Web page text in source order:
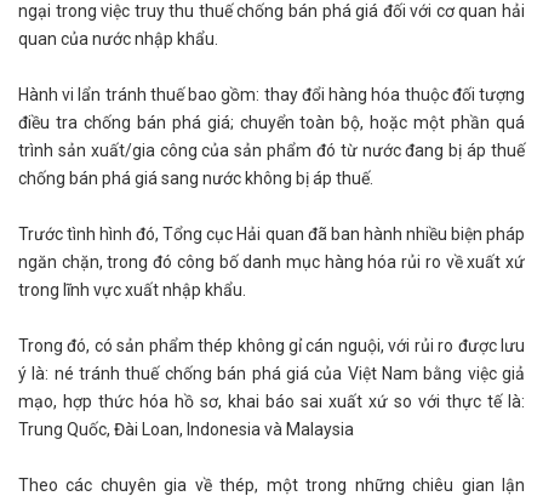
ngại trong việc truy thu thuế chống bán phá giá đối với cơ quan hải
quan của nước nhập khẩu.
Hành vi lẩn tránh thuế bao gồm: thay đổi hàng hóa thuộc đối tượng
điều tra chống bán phá giá; chuyển toàn bộ, hoặc một phần quá
trình sản xuất/gia công của sản phẩm đó từ nước đang bị áp thuế
chống bán phá giá sang nước không bị áp thuế.
Trước tình hình đó, Tổng cục Hải quan đã ban hành nhiều biện pháp
ngăn chặn, trong đó công bố danh mục hàng hóa rủi ro về xuất xứ
trong lĩnh vực xuất nhập khẩu.
Trong đó, có sản phẩm thép không gỉ cán nguội, với rủi ro được lưu
ý là: né tránh thuế chống bán phá giá của Việt Nam bằng việc giả
mạo, hợp thức hóa hồ sơ, khai báo sai xuất xứ so với thực tế là:
Trung Quốc, Đài Loan, Indonesia và Malaysia
Theo các chuyên gia về thép, một trong những chiêu gian lận